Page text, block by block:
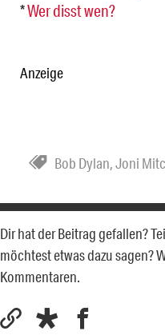
*Wer disst wen?
Anzeige
Bob Dylan,Joni
Dir hat der Beitrag gefallen?
möchtest etwas dazu sagen?
Kommentaren.